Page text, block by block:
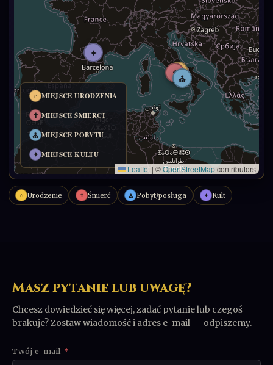
⌂ Urodzenie ✝ Śmierć ⛪ Pobyt/posługa ✦ Kult
Masz pytanie lub uwagę?
Chcesz dowiedzieć się więcej, zadać pytanie lub czegoś
brakuje? Zostaw wiadomość i adres e-mail — odpiszemy.
Twój e-mail *